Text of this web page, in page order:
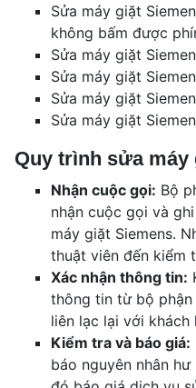
Sửa máy giặt
không bấm được
Sửa máy giặt
Sửa máy giặt
Sửa máy giặt
Sửa máy giặt
Quy trình sửa máy
Nhận cuộc gọi: Bộ
nhận cuộc gọi và
máy giặt Siemens.
thuật viên đến kiểm
Xác nhận thông tin:
thông tin từ bộ phận
liên lạc lại với khách
Kiểm tra và báo giá:
báo nguyên nhân